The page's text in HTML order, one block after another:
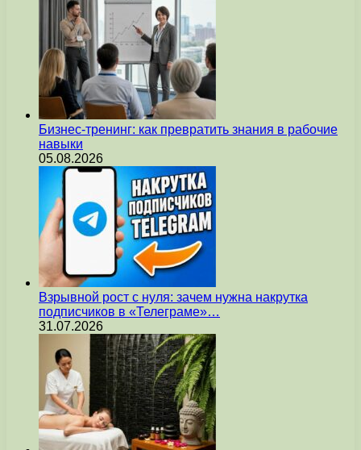
Бизнес-тренинг: как превратить знания в рабочие
навыки
05.08.2026
Взрывной рост с нуля: зачем нужна накрутка
подписчиков в «Телеграме»…
31.07.2026